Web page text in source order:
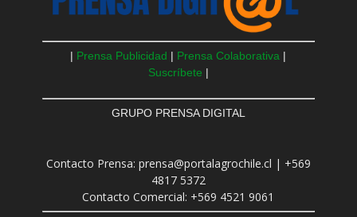
| Prensa Publicidad | Prensa Colaborativa |
Suscríbete |
GRUPO PRENSA DIGITAL
Contacto Prensa: prensa@portalagrochile.cl | +569
4817 5372
Contacto Comercial: +569 4521 9061